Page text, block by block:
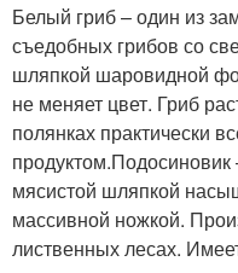
Белый гриб – один из
съедобных грибов со
шляпкой шаровидной
не меняет цвет. Гриб
полянках практически
продуктом.Подосиновик
мясистой шляпкой
массивной ножкой.
лиственных лесах.